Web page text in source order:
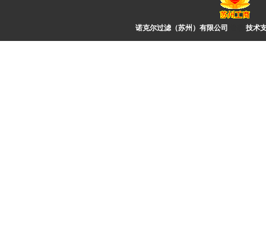
诺克尔过滤（苏州）有限公司 技术